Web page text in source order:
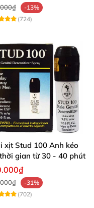
-13%
(724)
xịt Stud 100 Anh kéo
gian từ 30 - 40 phút
-31%
(702)